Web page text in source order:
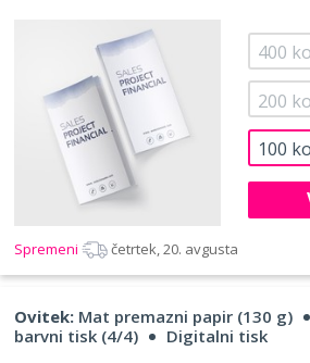
100
200
400
Spremeni četrtek, 20. avgusta
Ovitek: Mat premazni papir (130 g)
barvni tisk (4/4)
Digitalni tisk